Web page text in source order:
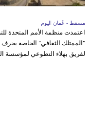
مسقط - عُمان اليوم
اعتمدت منظمة الأمم المتحدة
"الممتلك الثقافي" الخاصة بحرف
لفريق بهلاء التطوعي لمؤسسة